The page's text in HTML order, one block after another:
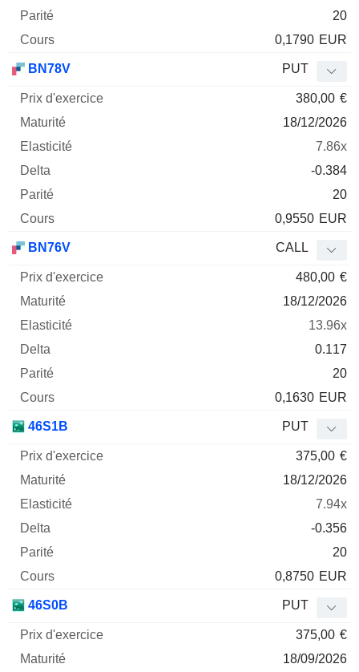
20
0,1790 EUR
BN78V PUT
380,00 €
18/12/2026
7.86x
-0.384
20
0,9550 EUR
BN76V CALL
480,00 €
18/12/2026
13.96x
0.117
20
0,1630 EUR
46S1B PUT
375,00 €
18/12/2026
7.94x
-0.356
20
0,8750 EUR
46S0B PUT
375,00 €
18/09/2026